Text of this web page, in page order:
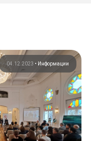
04.12.2023 • Информации